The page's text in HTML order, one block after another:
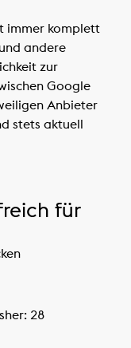
immer komplett
andere
zur
Google
Anbieter
stets aktuell
für
28